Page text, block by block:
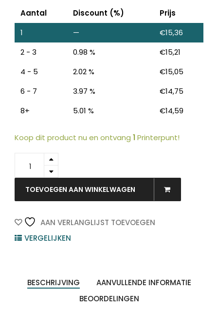
Aantal Discount (%)
Prijs
1
— €15,36
2 - 3
0.98 % €15,21
4 - 5
2.02 % €15,05
6 - 7
3.97 % €14,75
8+
5.01 % €14,59
Koop dit product nu en ontvang 1Printerpunt!
RILLSTAB
Showmap
30-
Zwart
quantity
TOEVOEGEN AAN WINKELWAGEN
AAN VERLANGLIJST TOEVOEGEN
VERGELIJKEN
BESCHRIJVING
AANVULLENDE INFORMATIE
BEOORDELINGEN